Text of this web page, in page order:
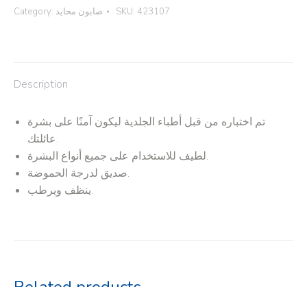
Category: صابون محايد SKU: 423107
Description
تم اختباره من قبل أطباء الجلدية ليكون آمنًا على بشرة
عائلتك.
لطيف للاستخدام على جميع أنواع البشرة.
صديق لدرجة الحموضة.
ينظف ويرطب.